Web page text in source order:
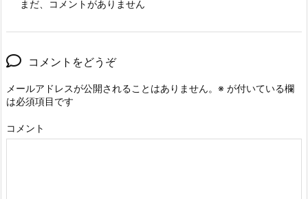
まだ、コメントがありません
コメントをどうぞ
メールアドレスが公開されることはありません。 ※ が付いている欄
は必須項目です
コメント